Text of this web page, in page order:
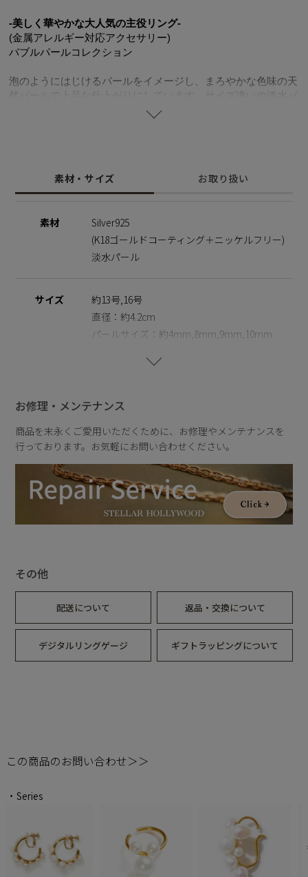
-美しく華やかな大人気の主役リング-
(金属アレルギー対応アクセサリー)
バブルパールコレクション
泡のようにはじけるパールをイメージし、まろやかな色味の天
然パールで上品な仕上がりにしています。サイズ違いの淡水パ
ールの表情豊かな仕上がりが楽しめるリング。ランダムにそし
実用性がある着け心地でデイリーにお使いいただきやすいで
す。女子会での一目置かれる褒められアイテム間違いなしで
ニッケルフリーを使用することで肌にやさしく金属アレルギー
の方でも安心してご使用いただけます。
ギーを防ぐために、ニッケルをほぼ含まずに作られた素材を指
※天然のパールを使用しているため、形・サイズ・色味には個
体差がございます。その為、全長のサイズも異なりますのでご
※パールの形状、てり、えくぼ等による返品、交換はできませ
んので予めご了承くださいませ。
素材・サイズ お取り扱い
素材
Silver925
(K18ゴールドコーティング＋ニッケルフリー)
淡水パール
サイズ
約13号,16号
直径：約4.2cm
パールサイズ：約4mm,8mm,9mm,10mm
お修理・メンテナンス
商品を末永くご愛用いただくために、お修理やメンテナンスを
行っております。お気軽にお問い合わせください。
その他
配送について 返品・交換について
デジタルリングゲージ ギフトラッピングについて
この商品のお問い合わせ＞＞
・Series